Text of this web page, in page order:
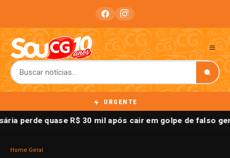
URGENTE
perde quase R$ 30 mil após cair em golpe de falso
Home Geral